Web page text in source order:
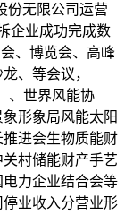
份无限公司运营
企业成功完成数
、博览会、高峰
、等会议，
、世界风能协
形象局风能太阳
进会生物质能财
村储能财产手艺
力企业结合会等
停业收入分营业形